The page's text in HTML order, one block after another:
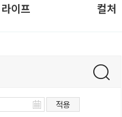
라이프 컬처
적용